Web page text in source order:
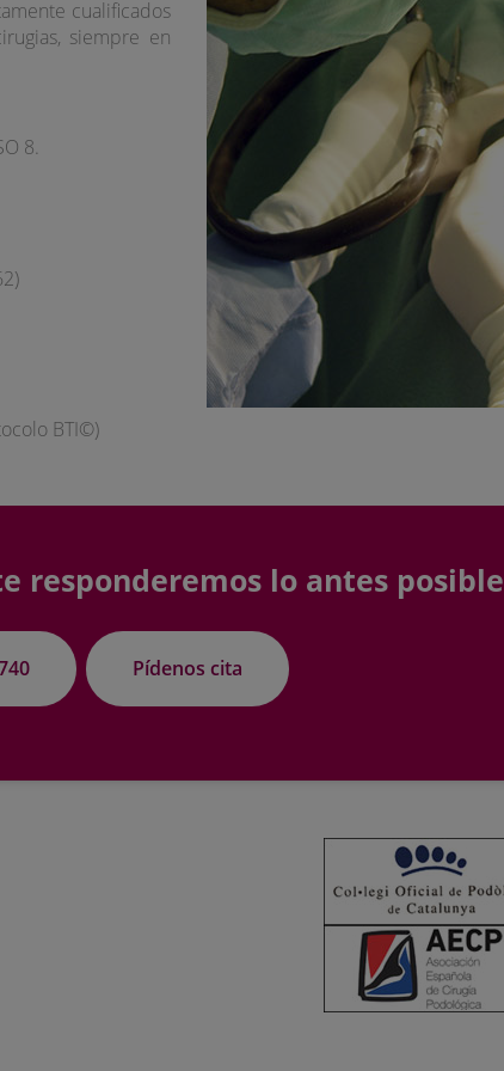
cualificados
siempre en
8.
BTI©)
responderemos lo antes posible
Pídenos cita